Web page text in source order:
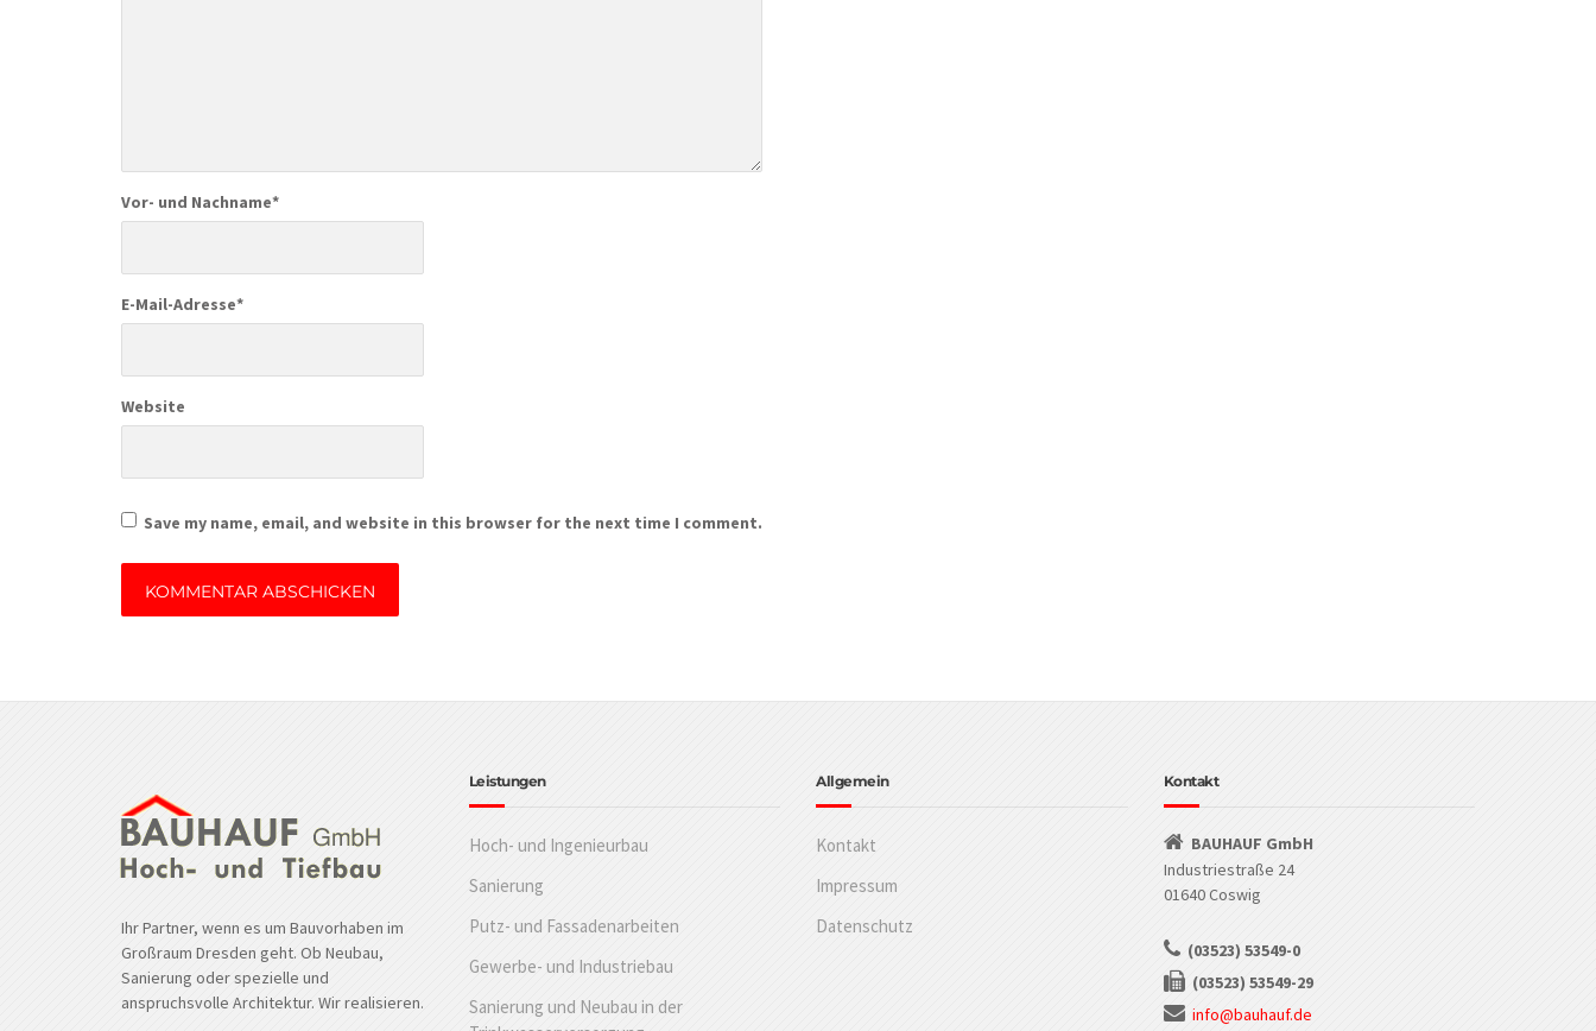
Vor- und Nachname*
E-Mail-Adresse*
Website
Save my name, email, and website in this browser for the next time I comment.
Ihr Partner, wenn es um Bauvorhaben im
Großraum Dresden geht. Ob Neubau,
Sanierung oder spezielle und
anspruchsvolle Architektur. Wir realisieren.
Leistungen
Hoch- und Ingenieurbau
Sanierung
Putz- und Fassadenarbeiten
Gewerbe- und Industriebau
Sanierung und Neubau in der
Allgemein
Kontakt
Impressum
Datenschutz
Kontakt
BAUHAUF GmbH
Industriestraße 24
01640 Coswig
(03523) 53549-0
(03523) 53549-29
info@bauhauf.de